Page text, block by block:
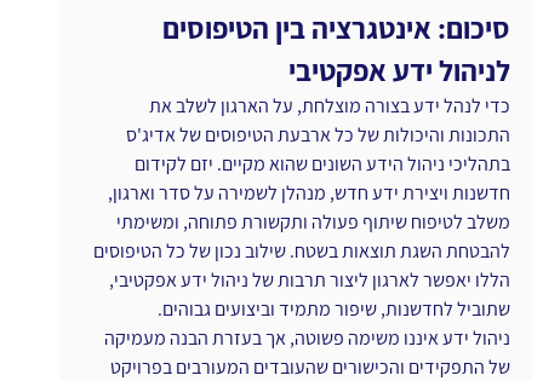
סיכום: אינטגרציה בין הטיפוסים
לניהול ידע אפקטיבי
כדי לנהל ידע בצורה מוצלחת, על הארגון לשלב את
התכונות והיכולות של כל ארבעת הטיפוסים של אדיג'ס
בתהליכי ניהול הידע השונים שהוא מקיים. יזם לקידום
חדשנות ויצירת ידע חדש, מנהלן לשמירה על סדר וארגון,
משלב לטיפוח שיתוף פעולה ותקשורת פתוחה, ומשימתי
להבטחת השגת תוצאות בשטח. שילוב נכון של כל הטיפוסים
הללו יאפשר לארגון ליצור תרבות של ניהול ידע אפקטיבי,
שתוביל לחדשנות, שיפור מתמיד וביצועים גבוהים.
ניהול ידע איננו משימה פשוטה, אך בעזרת הבנה מעמיקה
של התפקידים והכישורים שהעובדים המעורבים בפרויקט